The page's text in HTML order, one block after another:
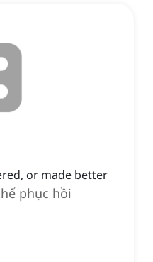
or made better
phục hồi